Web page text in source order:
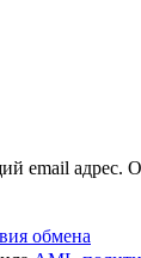
email адрес.
обмена